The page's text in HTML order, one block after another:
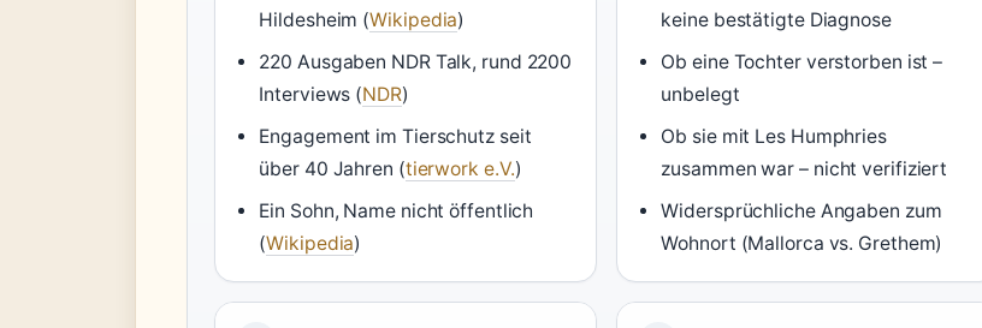
Hildesheim (Wikipedia)
220 Ausgaben NDR Talk, rund 2200
Interviews (NDR)
Engagement im Tierschutz seit
über 40 Jahren (tierwork e.V.)
Ein Sohn, Name nicht öffentlich
(Wikipedia)
keine bestätigte Diagnose
Ob eine Tochter verstorben ist –
unbelegt
Ob sie mit Les Humphries
zusammen war – nicht verifiziert
Widersprüchliche Angaben zum
Wohnort (Mallorca vs. Grethem)